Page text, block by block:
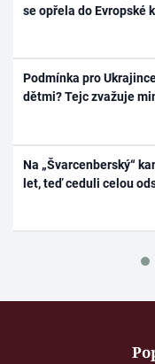
se opřela do Evropské
Podmínka pro
dětmi? Tejc zvažuje
Na „Švarcenberský“
let, teď ceduli celou